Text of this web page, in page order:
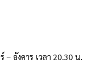
– อังคาร เวลา 20.30 น.